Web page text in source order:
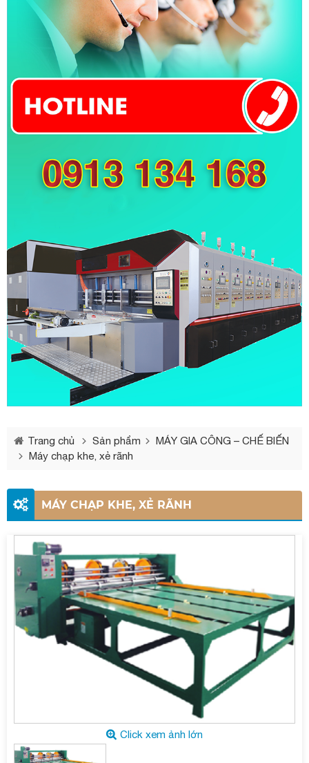
Trang chủ Sản phẩm
MÁY GIA CÔNG – CHẾ BIẾN
Máy chạp khe, xẻ rãnh
MÁY CHẠP KHE, XẺ RÃNH
Click xem ảnh lớn